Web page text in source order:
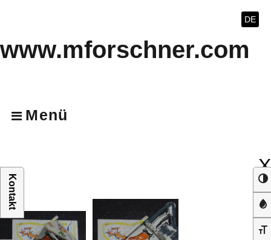
DE
www.mforschner.com
Menü
X
Kontakt